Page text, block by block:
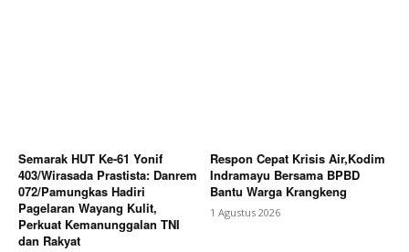
Semarak HUT Ke-61 Yonif
403/Wirasada Prastista: Danrem
072/Pamungkas Hadiri
Pagelaran Wayang Kulit,
Perkuat Kemanunggalan TNI
dan Rakyat
Respon Cepat Krisis Air,Kodim
Indramayu Bersama BPBD
Bantu Warga Krangkeng
1 Agustus 2026